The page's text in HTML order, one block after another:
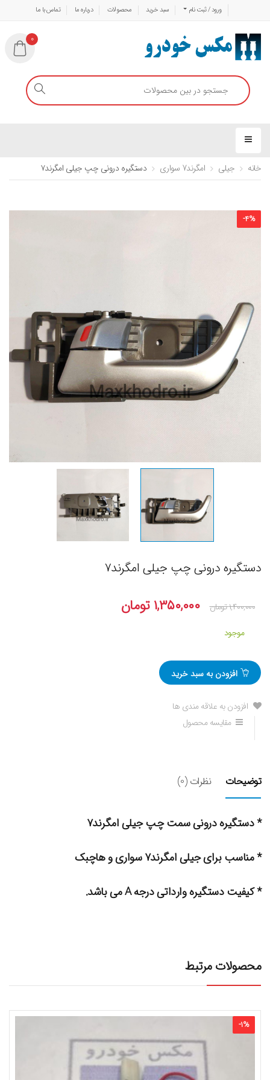
ورود / ثبت نام سبد خرید محصولات درباره ما تماس با ما
0
خانه جیلی امگرند7 سواری دستگیره درونی چپ جیلی امگرند۷
-4%
دستگیره درونی چپ جیلی امگرند۷
۱,۴۰۰,۰۰۰تومان ۱,۳۵۰,۰۰۰ تومان
موجود
افزودن به سبد خرید
افزودن به علاقه مندی ها
مقایسه محصول
توضیحات نظرات (0)
* دستگیره درونی سمت چپ جیلی امگرند۷
* مناسب برای جیلی امگرند۷ سواری و هاچبک
* کیفیت دستگیره وارداتی درجه A می باشد.
محصولات مرتبط
-1%